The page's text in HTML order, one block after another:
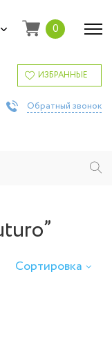
0
ИЗБРАННЫЕ
Обратный звонок
Сортировка